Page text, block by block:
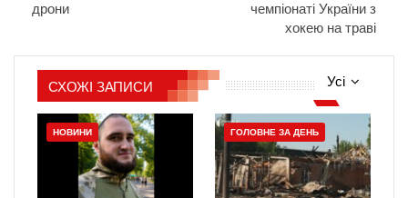
дрони
чемпіонаті України з
хокею на траві
Усі
СХОЖІ ЗАПИСИ
НОВИНИ ГОЛОВНЕ ЗА ДЕНЬ